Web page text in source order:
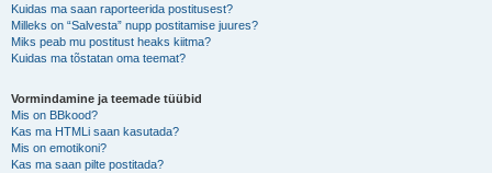
Kuidas ma saan raporteerida postitusest?
Milleks on “Salvesta” nupp postitamise juures?
Miks peab mu postitust heaks kiitma?
Kuidas ma tõstatan oma teemat?
Vormindamine ja teemade tüübid
Mis on BBkood?
Kas ma HTMLi saan kasutada?
Mis on emotikoni?
Kas ma saan pilte postitada?